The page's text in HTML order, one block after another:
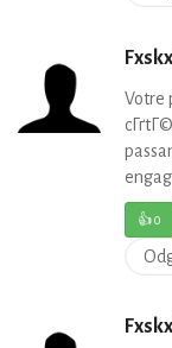
Votre
👍0